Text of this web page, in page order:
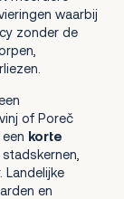
waarbij
zonder de
of Poreč
korte
Landelijke
en